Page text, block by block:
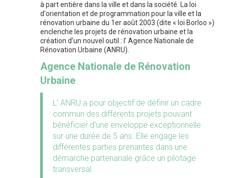
à part entière dans la ville et dans la société. La loi
d'orientation et de programmation pour la ville et la
rénovation urbaine du 1er août 2003 (dite « loi Borloo »)
enclenche les projets de rénovation urbaine et la
création d’un nouvel outil : l’ Agence Nationale de
Rénovation Urbaine (ANRU).
Agence Nationale de Rénovation
Urbaine
L’ ANRU a pour objectif de définir un cadre
commun des différents projets pouvant
bénéficier d’une enveloppe exceptionnelle
sur une durée de 5 ans. Elle engage les
différentes parties prenantes dans une
démarche partenariale grâce un pilotage
transversal.